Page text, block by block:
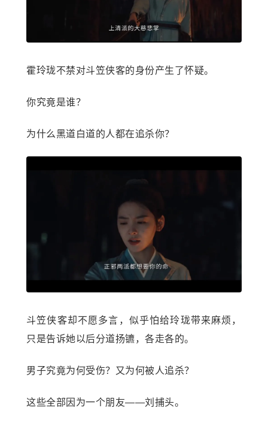
霍玲珑不禁对斗笠侠客的身份产生了怀疑。
你究竟是谁？
为什么黑道白道的人都在追杀你？
斗笠侠客却不愿多言，似乎怕给玲珑带来麻烦，
只是告诉她以后分道扬镳，各走各的。
男子究竟为何受伤？又为何被人追杀？
这些全部因为一个朋友——刘捕头。